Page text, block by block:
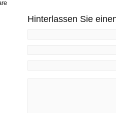
Hinterlassen Sie